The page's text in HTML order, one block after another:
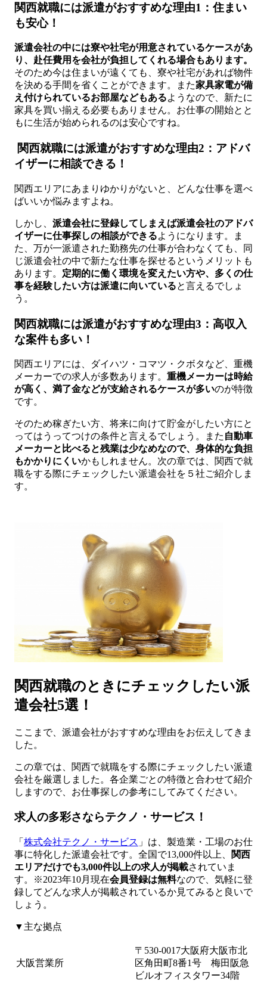
関西就職には派遣がおすすめな理由1：住まい
も安心！
派遣会社の中には寮や社宅が用意されているケースがあ
り、赴任費用を会社が負担してくれる場合もあります。
そのため今は住まいが遠くても、寮や社宅があれば物件
を決める手間を省くことができます。また家具家電が備
え付けられているお部屋などもあるようなので、新たに
家具を買い揃える必要もありません。お仕事の開始とと
もに生活が始められるのは安心ですね。
関西就職には派遣がおすすめな理由2：アドバ
イザーに相談できる！
関西エリアにあまりゆかりがないと、どんな仕事を選べ
ばいいか悩みますよね。
しかし、 派遣会社に登録してしまえば派遣会社のアドバ
イザーに仕事探しの相談ができるようになります。ま
た、万が一派遣された勤務先の仕事が合わなくても、同
じ派遣会社の中で新たな仕事を探せるというメリットも
あります。 定期的に働く環境を変えたい方や、多くの仕
事を経験したい方は派遣に向いていると言えるでしょ
う。
関西就職には派遣がおすすめな理由3：高収入
な案件も多い！
関西エリアには、ダイハツ・コマツ・クボタなど、重機
メーカーでの求人が多数あります。 重機メーカーは時給
が高く、満了金などが支給されるケースが多いのが特徴
です。
そのため稼ぎたい方、将来に向けて貯金がしたい方にと
ってはうってつけの条件と言えるでしょう。また 自動車
メーカーと比べると残業は少なめなので、身体的な負担
もかかりにくいかもしれません。次の章では、関西で就
職をする際にチェックしたい派遣会社を５社ご紹介しま
す。
関西就職のときにチェックしたい派
遣会社5選！
ここまで、派遣会社がおすすめな理由をお伝えしてきま
した。
この章では、関西で就職をする際にチェックしたい派遣
会社を厳選しました。各企業ごとの特徴と合わせて紹介
しますので、お仕事探しの参考にしてみてください。
求人の多彩さならテクノ・サービス！
「 株式会社テクノ・サービス 」は、製造業・工場のお仕
事に特化した派遣会社です。全国で13,000件以上、
関西
エリアだけでも3,000件以上の求人が掲載されていま
す。※2023年10月現在会員登録は無料なので、気軽に登
録してどんな求人が掲載されているか見てみると良いで
しょう。
▼主な拠点
大阪営業所
〒530-0017大阪府大阪市北
区角田町8番1号 梅田阪急
ビルオフィスタワー34階